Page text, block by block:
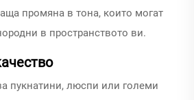
промяна в тона, които могат
в пространството ви.
пукнатини, люспи или големи